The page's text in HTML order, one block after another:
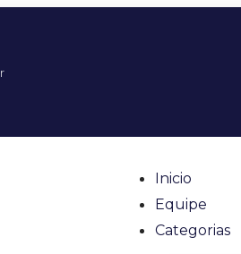
Inicio
Equipe
Categorias